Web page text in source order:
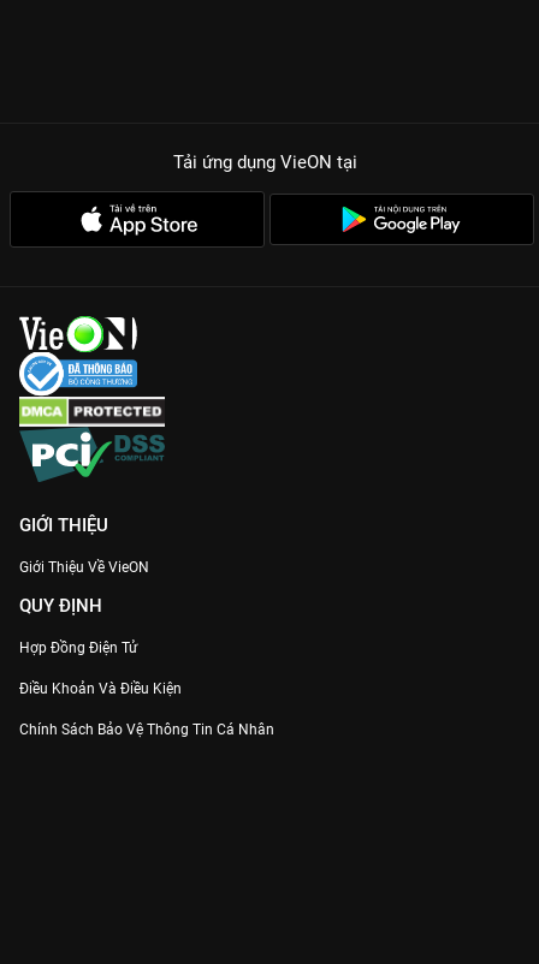
Tải ứng dụng VieON tại
GIỚI THIỆU
Giới Thiệu Về VieON
QUY ĐỊNH
Hợp Đồng Điện Tử
Điều Khoản Và Điều Kiện
Chính Sách Bảo Vệ Thông Tin Cá Nhân